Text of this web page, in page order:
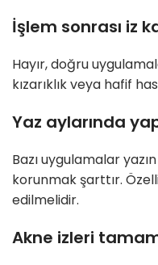
İşlem sonrası iz
Hayır, doğru
kızarıklık veya hafif
Yaz aylarında
Bazı uygulamalar
korunmak şarttır.
edilmelidir.
Akne izleri